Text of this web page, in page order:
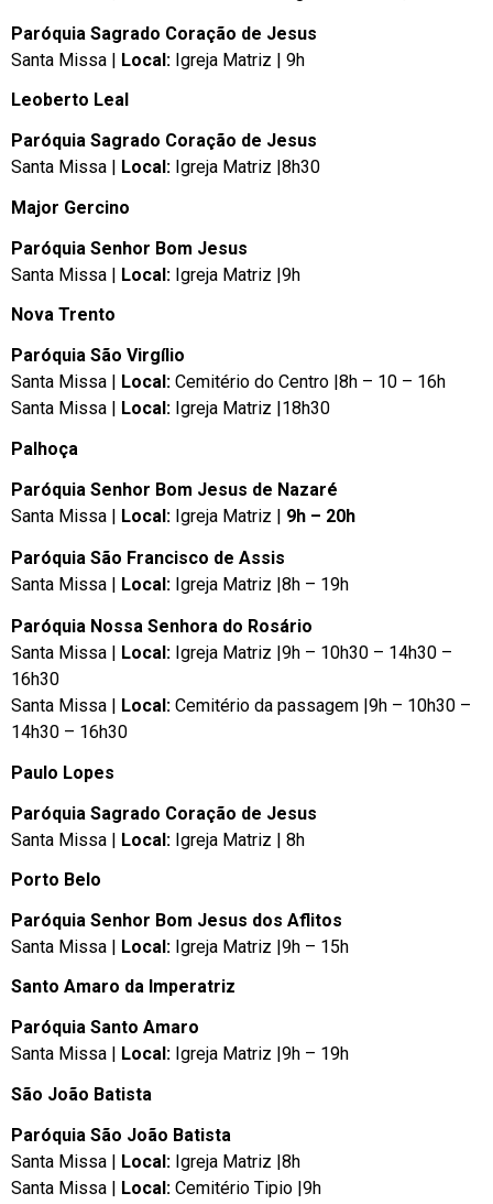
Paróquia Sagrado Coração de Jesus
Santa Missa | Local: Igreja Matriz | 9h
Leoberto Leal
Paróquia Sagrado Coração de Jesus
Santa Missa |
Local: Igreja Matriz |8h30
Major Gercino
Paróquia Senhor Bom Jesus
Santa Missa | Local: Igreja Matriz |9h
Nova Trento
Paróquia São Virgílio
Santa Missa | Local: Cemitério do Centro |8h – 10 – 16h
Santa Missa | Local: Igreja Matriz |18h30
Palhoça
Paróquia Senhor Bom Jesus de Nazaré
Santa Missa | Local: Igreja Matriz | 9h – 20h
Paróquia São Francisco de Assis
Santa Missa | Local: Igreja Matriz |8h – 19h
Paróquia Nossa Senhora do Rosário
Santa Missa |
Local: Igreja Matriz |9h – 10h30 – 14h30 –
16h30
Santa Missa |
Local: Cemitério da passagem |9h – 10h30 –
14h30 – 16h30
Paulo Lopes
Paróquia Sagrado Coração de Jesus
Santa Missa | Local: Igreja Matriz | 8h
Porto Belo
Paróquia Senhor Bom Jesus dos Aflitos
Santa Missa | Local: Igreja Matriz |9h – 15h
Santo Amaro da Imperatriz
Paróquia Santo Amaro
Santa Missa |
Local: Igreja Matriz |9h – 19h
São João Batista
Paróquia São João Batista
Santa Missa | Local: Igreja Matriz |8h
Santa Missa | Local: Cemitério Tipio |9h